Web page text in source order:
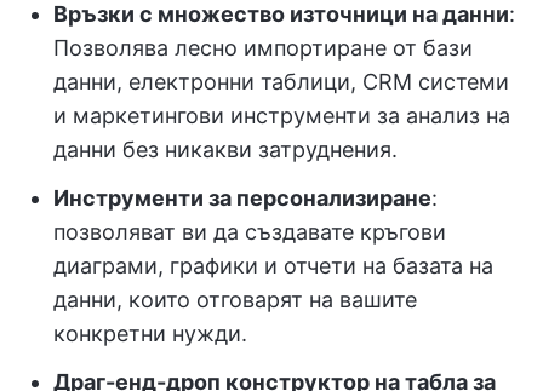
Връзки с множество източници на данни:
Позволява лесно импортиране от бази
данни, електронни таблици, CRM системи
и маркетингови инструменти за анализ на
данни без никакви затруднения.
Инструменти за персонализиране:
позволяват ви да създавате кръгови
диаграми, графики и отчети на базата на
данни, които отговарят на вашите
конкретни нужди.
Драг-енд-дроп конструктор на табла за